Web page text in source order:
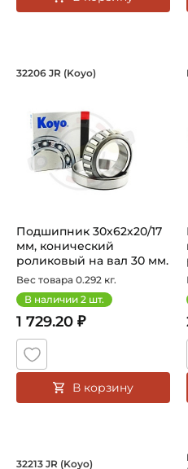
Подшипник
32206 JR (Koyo)
Подшипник 30х62х20/17
мм, конический
роликовый на вал 30 мм.
Артикул 32...
Вес товара 0.292 кг.
В наличии 2 шт.
1 729.20 ₽
В корзину
Подшипник
32213 JR (Koyo)